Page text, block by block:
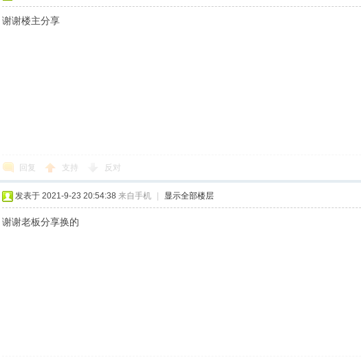
谢谢楼主分享
回复 支持 反对
发表于 2021-9-23 20:54:38 来自手机 显示全部楼层
谢谢老板分享换的